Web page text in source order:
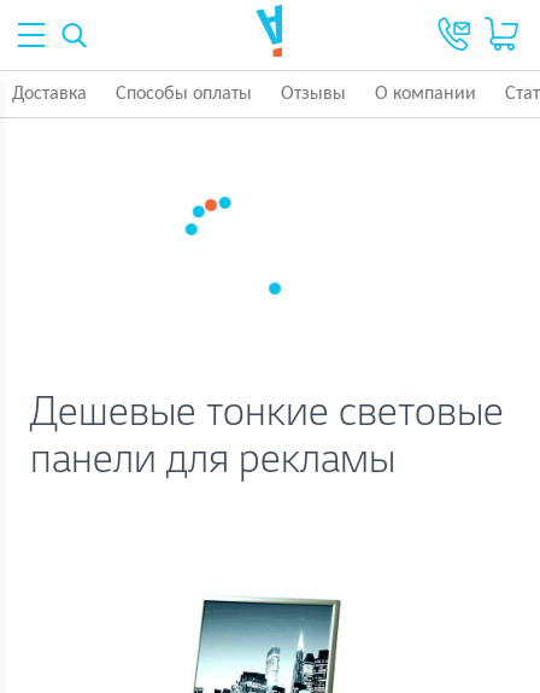
Доставка Способы оплаты Отзывы О компании
Дешевые тонкие световые
панели для рекламы